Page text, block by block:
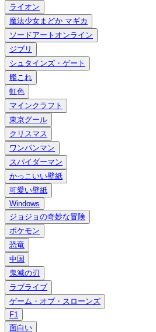
ライオン
魔法少女まどか マギカ
ソードアートオンライン
ジブリ
シュタインズ・ゲート
艦これ
虹色
マインクラフト
東京グール
クリスマス
ワンパンマン
スパイダーマン
かっこいい壁紙
可愛い壁紙
Windows
ジョジョの奇妙な冒険
ポケモン
恐竜
中国
鬼滅の刃
ラブライブ
ゲーム・オブ・スローンズ
F1
面白い